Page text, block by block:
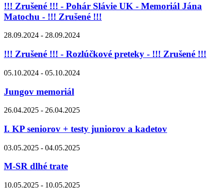
!!! Zrušené !!! - Pohár Slávie UK - Memoriál Jána
Matochu - !!! Zrušené !!!
28.09.2024 - 28.09.2024
!!! Zrušené !!! - Rozlúčkové preteky - !!! Zrušené !!!
05.10.2024 - 05.10.2024
Jungov memoriál
26.04.2025 - 26.04.2025
I. KP seniorov + testy juniorov a kadetov
03.05.2025 - 04.05.2025
M-SR dlhé trate
10.05.2025 - 10.05.2025